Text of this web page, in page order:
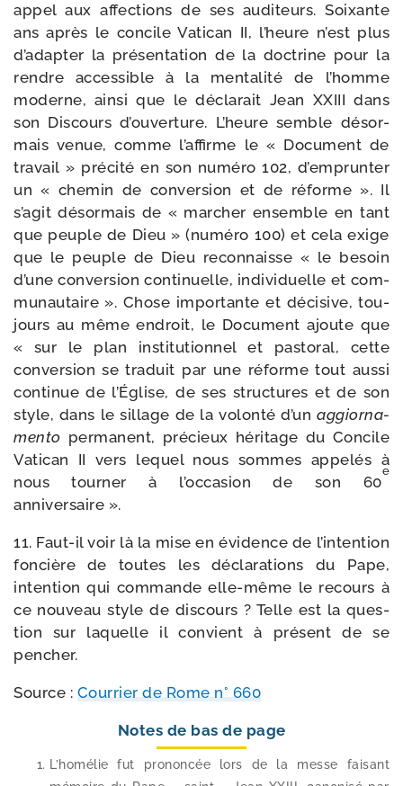
appel aux affec­tions de ses audi­teurs. Soixante
ans après le concile Vatican II, l’heure n’est plus
d’adapter la pré­sen­ta­tion de la doc­trine pour la
rendre acces­sible à la men­ta­li­té de l’homme
moderne, ain­si que le décla­rait Jean XXIII dans
son Discours d’ouverture. L’heure semble désor­
mais venue, comme l’affirme le « Document de
tra­vail » pré­ci­té en son numé­ro 102, d’emprunter
un « che­min de conver­sion et de réforme ». Il
s’agit désor­mais de « mar­cher ensemble en tant
que peuple de Dieu » (numé­ro 100) et cela exige
que le peuple de Dieu recon­naisse « le besoin
d’une conver­sion conti­nuelle, indi­vi­duelle et com­
mu­nau­taire ». Chose impor­tante et déci­sive, tou­
jours au même endroit, le Document ajoute que
« sur le plan ins­ti­tu­tion­nel et pas­to­ral, cette
conver­sion se tra­duit par une réforme tout aus­si
conti­nue de l’Église, de ses struc­tures et de son
style, dans le sillage de la volon­té d’un aggior­na­
men­to per­ma­nent, pré­cieux héri­tage du Concile
Vatican II vers lequel nous sommes appe­lés à
nous tour­ner à l’occasion de son 60
e
anniversaire ».
11. Faut-​il voir là la mise en évi­dence de l’intention
fon­cière de toutes les décla­ra­tions du Pape,
inten­tion qui com­mande elle-​même le recours à
ce nou­veau style de dis­cours ? Telle est la ques­
tion sur laquelle il convient à pré­sent de se
pencher.
Source : Courrier de Rome n° 660
Notes de bas de page
L’homélie fut pro­non­cée lors de la messe fai­sant